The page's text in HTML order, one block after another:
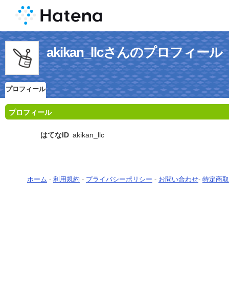
akikan_llcさんのプロフィール
プロフィール
プロフィール
はてなID akikan_llc
ホーム - 利用規約 - プライバシーポリシー - お問い合わせ- 特定商